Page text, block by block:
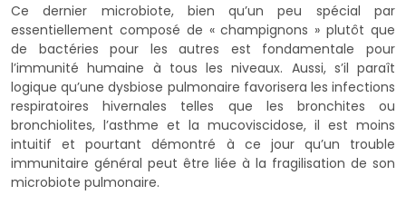
Ce dernier microbiote, bien qu’un peu spécial par
essentiellement composé de « champignons » plutôt que
de bactéries pour les autres est fondamentale pour
l’immunité humaine à tous les niveaux. Aussi, s’il paraît
logique qu’une dysbiose pulmonaire favorisera les infections
respiratoires hivernales telles que les bronchites ou
bronchiolites, l’asthme et la mucoviscidose, il est moins
intuitif et pourtant démontré à ce jour qu’un trouble
immunitaire général peut être liée à la fragilisation de son
microbiote pulmonaire.